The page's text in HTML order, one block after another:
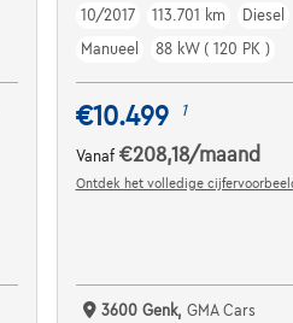
10/2017
113.701 km
Diesel
Manueel
88 kW ( 120 PK )
€10.499 1
Vanaf €208,18/maand
Ontdek het volledige
3600 Genk, GMA Cars